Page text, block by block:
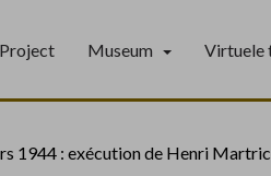
Project Museum Virtuele
1944 : exécution de Henri